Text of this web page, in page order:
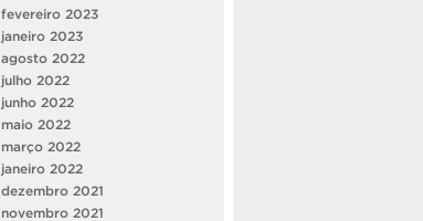
fevereiro 2023
janeiro 2023
agosto 2022
julho 2022
junho 2022
maio 2022
março 2022
janeiro 2022
dezembro 2021
novembro 2021